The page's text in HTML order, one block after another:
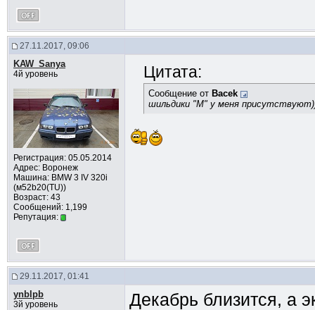
27.11.2017, 09:06
KAW_Sanya
4й уровень
Регистрация: 05.05.2014
Адрес: Воронеж
Машина: BMW 3 IV 320i
(м52b20(TU))
Возраст: 43
Сообщений: 1,199
Репутация:
Цитата:
Сообщение от Bacek
шильдики "М" у меня
29.11.2017, 01:41
ynblpb
3й уровень Декабрь близится, а